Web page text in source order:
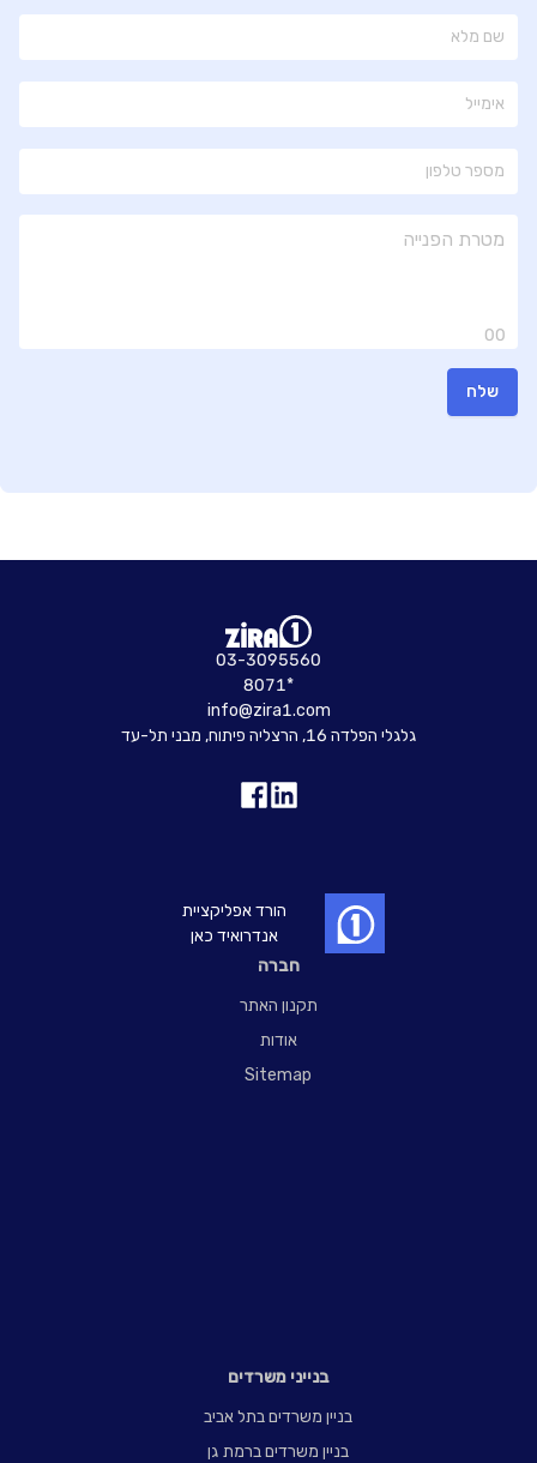
00
שלח
חברה
תקנון האתר
אודות
Sitemap
בנייני משרדים
בניין משרדים בתל אביב
בניין משרדים ברמת גן
03-3095560
8071*
info@zira1.com
גלגלי הפלדה 16, הרצליה פיתוח, מבני תל-עד
הורד אפליקציית
אנדרואיד כאן